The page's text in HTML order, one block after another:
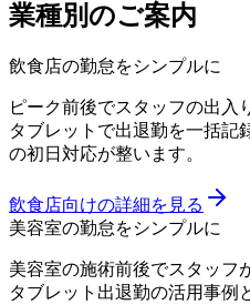
業種別のご案内
飲食店の勤怠をシンプルに
ピーク前後でスタッフの出入
タブレットで出退勤を一括記
の初日対応が整います。
飲食店向けの詳細を見る
美容室の勤怠をシンプルに
美容室の施術前後でスタッフ
タブレット出退勤の活用事例